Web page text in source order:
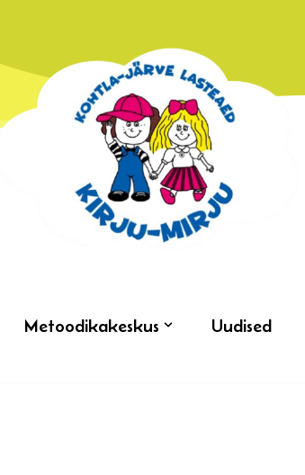
Metoodikakeskus Uudised